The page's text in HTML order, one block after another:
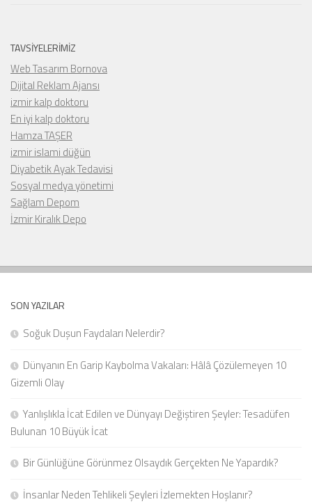
TAVSIYELERIMIZ
Web Tasarım Bornova
Dijital Reklam Ajansı
izmir kalp doktoru
En iyi kalp doktoru
Hamza TAŞER
izmir islami düğün
Diyabetik Ayak Tedavisi
Sosyal medya yönetimi
Sağlam Depom
İzmir Kiralık Depo
SON YAZILAR
Soğuk Duşun Faydaları Nelerdir?
Dünyanın En Garip Kaybolma Vakaları: Hâlâ Çözülemeyen 10
Gizemli Olay
Yanlışlıkla İcat Edilen ve Dünyayı Değiştiren Şeyler: Tesadüfen
Bulunan 10 Büyük İcat
Bir Günlüğüne Görünmez Olsaydık Gerçekten Ne Yapardık?
İnsanlar Neden Tehlikeli Şeyleri İzlemekten Hoşlanır?